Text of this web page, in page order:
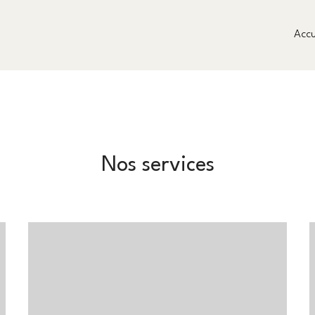
Nos services